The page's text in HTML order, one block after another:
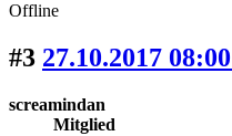
Offline
#3 27.10.2017
screamindan
Mitglied